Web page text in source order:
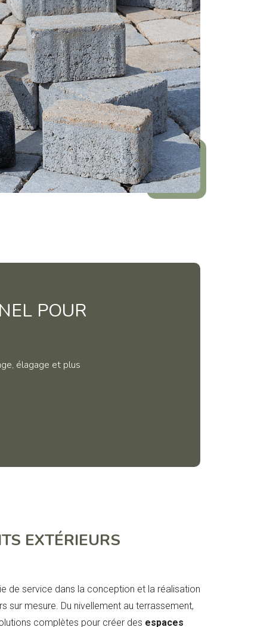
POUR
élagage et plus
EXTÉRIEURS
de service dans la conception et la réalisation
sur mesure. Du nivellement au terrassement,
complètes pour créer des espaces